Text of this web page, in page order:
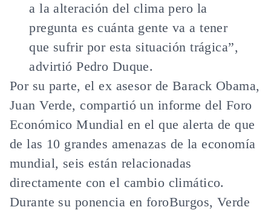
a la alteración del clima pero la
pregunta es cuánta gente va a tener
que sufrir por esta situación trágica”,
advirtióPedro Duque.
Por su parte, el ex asesor de Barack Obama,
Juan Verde, compartió un informe del Foro
Económico Mundial en el que alerta de que
de las 10 grandes amenazas de la economía
mundial, seis están relacionadas
directamente con el cambio climático.
Durante su ponencia en foroBurgos, Verde